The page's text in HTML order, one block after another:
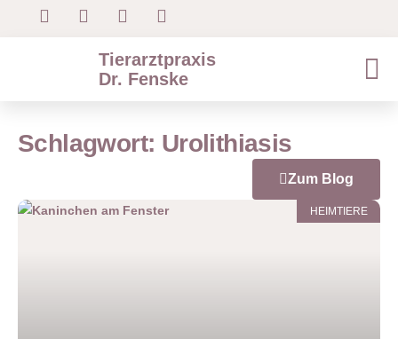
Tierarztpraxis
Dr. Fenske
Schlagwort: Urolithiasis
Zum Blog
HEIMTIERE